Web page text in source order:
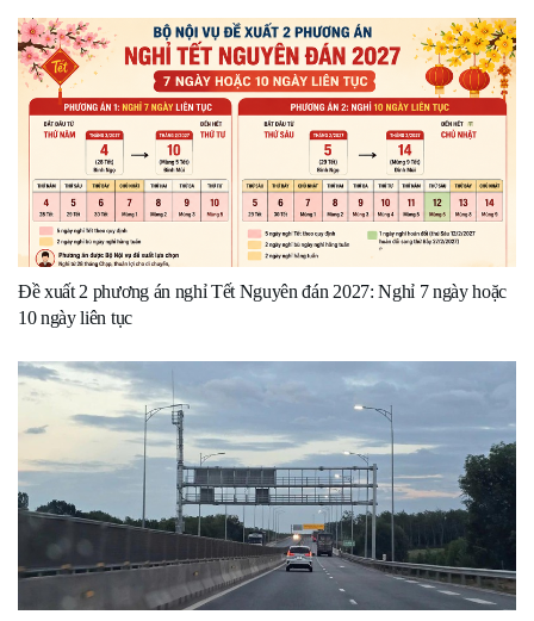
Đề xuất 2 phương án nghỉ Tết Nguyên đán 2027: Nghỉ 7 ngày hoặc
10 ngày liên tục